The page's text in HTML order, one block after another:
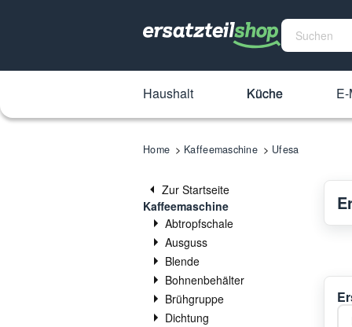
Haushalt Küche
Home Kaffeemaschine Ufesa
Zur Startseite
Kaffeemaschine
Abtropfschale
Ausguss
Blende
Bohnenbehälter
Brühgruppe
Dichtung